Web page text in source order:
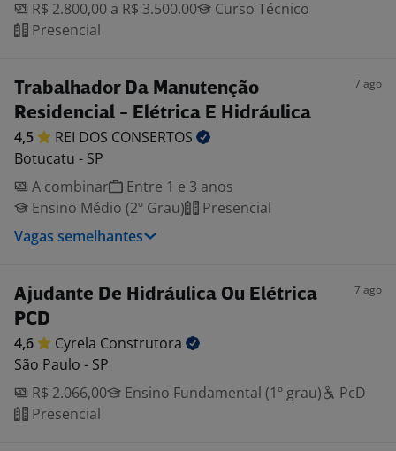
R$ 2.800,00 a R$ 3.500,00
Curso Técnico
Presencial
Trabalhador Da Manutenção
Residencial - Elétrica E Hidráulica
7 ago
4,5 REI DOS CONSERTOS
Botucatu - SP
A combinar
Entre 1 e 3 anos
Ensino Médio (2º Grau)
Presencial
Vagas semelhantes
Ajudante De Hidráulica Ou Elétrica
PCD
7 ago
4,6 Cyrela Construtora
São Paulo - SP
R$ 2.066,00
Ensino Fundamental (1º grau)
PcD
Presencial